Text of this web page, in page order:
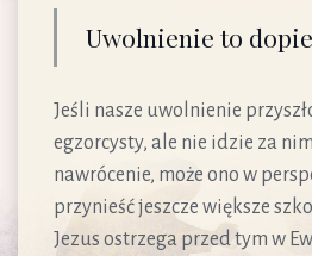
Uwolnienie to
Jeśli nasze uwolnienie
egzorcysty, ale nie idzie za
nawrócenie, może ono w
przynieść jeszcze większe
Jezus ostrzega przed tym w